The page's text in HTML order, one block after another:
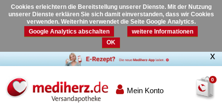
Cookies erleichtern die Bereitstellung unserer Dienste. Mit der Nutzung
unserer Dienste erklären Sie sich damit einverstanden, dass wir Cookies
verwenden. Weiterhin verwendet die Seite Google Analytics.
Google Analytics abschalten
weitere Informationen
OK
0
Mein Konto